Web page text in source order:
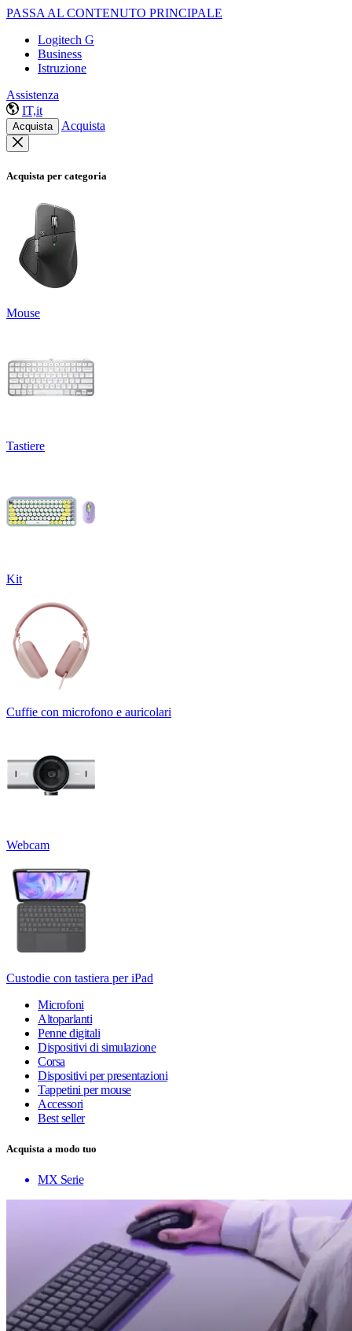
PASSA AL CONTENUTO PRINCIPALE
Logitech G
Business
Istruzione
Assistenza
IT,it
Acquista Acquista
Acquista per categoria
Mouse
Tastiere
Kit
Cuffie con microfono e auricolari
Webcam
Custodie con tastiera per iPad
Microfoni
Altoparlanti
Penne digitali
Dispositivi di simulazione
Corsa
Dispositivi per presentazioni
Tappetini per mouse
Accessori
Best seller
Acquista a modo tuo
MX Serie